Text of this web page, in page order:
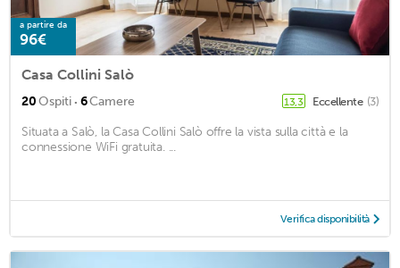
a partire da
96€
Casa Collini Salò
20Ospiti · 6Camere 13,3 Eccellente (3)
Situata a Salò, la Casa Collini Salò offre la vista sulla città e la
connessione WiFi gratuita. ...
Verifica disponibilità